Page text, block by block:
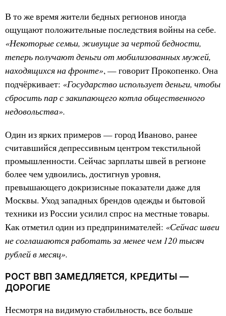
В то же время жители бедных регионов иногда
ощущают положительные последствия войны на себе.
«Некоторые семьи, живущие за чертой бедности,
теперь получают деньги от мобилизованных мужей,
находящихся на фронте», — говорит Прокопенко. Она
подчёркивает: «Государство использует деньги, чтобы
сбросить пар с закипающего котла общественного
недовольства».
Один из ярких примеров — город Иваново, ранее
считавшийся депрессивным центром текстильной
промышленности. Сейчас зарплаты швей в регионе
более чем удвоились, достигнув уровня,
превышающего докризисные показатели даже для
Москвы. Уход западных брендов одежды и бытовой
техники из России усилил спрос на местные товары.
Как отметил один из предпринимателей: «Сейчас швеи
не соглашаются работать за менее чем 120 тысяч
рублей в месяц».
РОСТ ВВП ЗАМЕДЛЯЕТСЯ, КРЕДИТЫ —
ДОРОГИЕ
Несмотря на видимую стабильность, все больше